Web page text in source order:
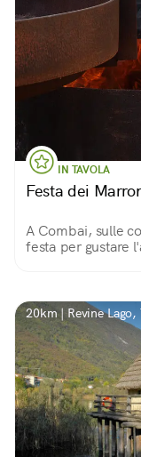
IN TAVOLA
Festa dei
A Combai, sulle
festa per gustare
20km | Revine Lago,